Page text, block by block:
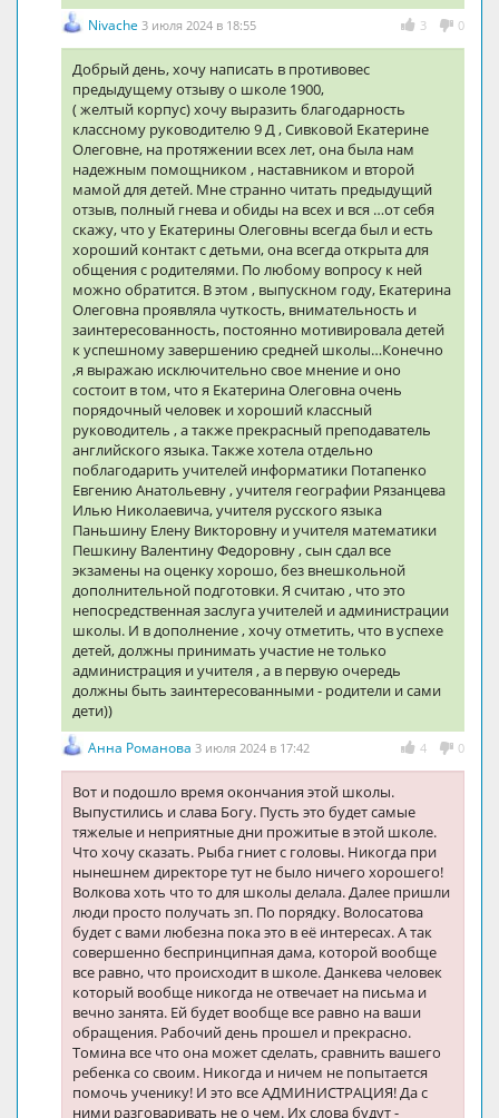
3 0
Nivache 3 июля 2024 в 18:55
Добрый день, хочу написать в противовес
предыдущему отзыву о школе 1900,
( желтый корпус) хочу выразить благодарность
классному руководителю 9 Д , Сивковой Екатерине
Олеговне, на протяжении всех лет, она была нам
надежным помощником , наставником и второй
мамой для детей. Мне странно читать предыдущий
отзыв, полный гнева и обиды на всех и вся …от себя
скажу, что у Екатерины Олеговны всегда был и есть
хороший контакт с детьми, она всегда открыта для
общения с родителями. По любому вопросу к ней
можно обратится. В этом , выпускном году, Екатерина
Олеговна проявляла чуткость, внимательность и
заинтересованность, постоянно мотивировала детей
к успешному завершению средней школы…Конечно
,я выражаю исключительно свое мнение и оно
состоит в том, что я Екатерина Олеговна очень
порядочный человек и хороший классный
руководитель , а также прекрасный преподаватель
английского языка. Также хотела отдельно
поблагодарить учителей информатики Потапенко
Евгению Анатольевну , учителя географии Рязанцева
Илью Николаевича, учителя русского языка
Паньшину Елену Викторовну и учителя математики
Пешкину Валентину Федоровну , сын сдал все
экзамены на оценку хорошо, без внешкольной
дополнительной подготовки. Я считаю , что это
непосредственная заслуга учителей и администрации
школы. И в дополнение , хочу отметить, что в успехе
детей, должны принимать участие не только
администрация и учителя , а в первую очередь
должны быть заинтересованными - родители и сами
дети))
4 0
Анна Романова 3 июля 2024 в 17:42
Вот и подошло время окончания этой школы.
Выпустились и слава Богу. Пусть это будет самые
тяжелые и неприятные дни прожитые в этой школе.
Что хочу сказать. Рыба гниет с головы. Никогда при
нынешнем директоре тут не было ничего хорошего!
Волкова хоть что то для школы делала. Далее пришли
люди просто получать зп. По порядку. Волосатова
будет с вами любезна пока это в её интересах. А так
совершенно беспринципная дама, которой вообще
все равно, что происходит в школе. Данкева человек
который вообще никогда не отвечает на письма и
вечно занята. Ей будет вообще все равно на ваши
обращения. Рабочий день прошел и прекрасно.
Томина все что она может сделать, сравнить вашего
ребенка со своим. Никогда и ничем не попытается
помочь ученику! И это все АДМИНИСТРАЦИЯ! Да с
ними разговаривать не о чем. Их слова будут -